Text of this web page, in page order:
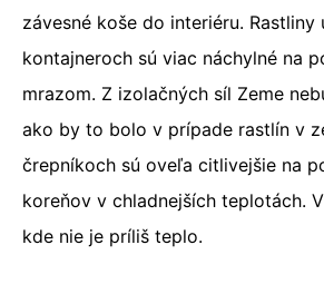
závesné koše do interiéru. Rastliny
kontajneroch sú viac náchylné na
mrazom. Z izolačných síl Zeme
ako by to bolo v prípade rastlín v
črepníkoch sú oveľa citlivejšie na
koreňov v chladnejších teplotách.
kde nie je príliš teplo.